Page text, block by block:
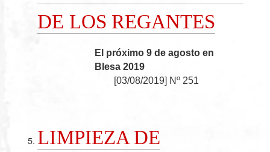
DE LOS REGANTES
El próximo 9 de agosto en
Blesa 2019
[03/08/2019] Nº 251
LIMPIEZA DE